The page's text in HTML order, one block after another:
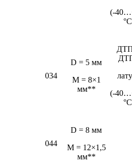
(-
034
D = 5 мм
М = 8×1
мм**
(-
044
D = 8 мм
M = 12×1,5
мм**